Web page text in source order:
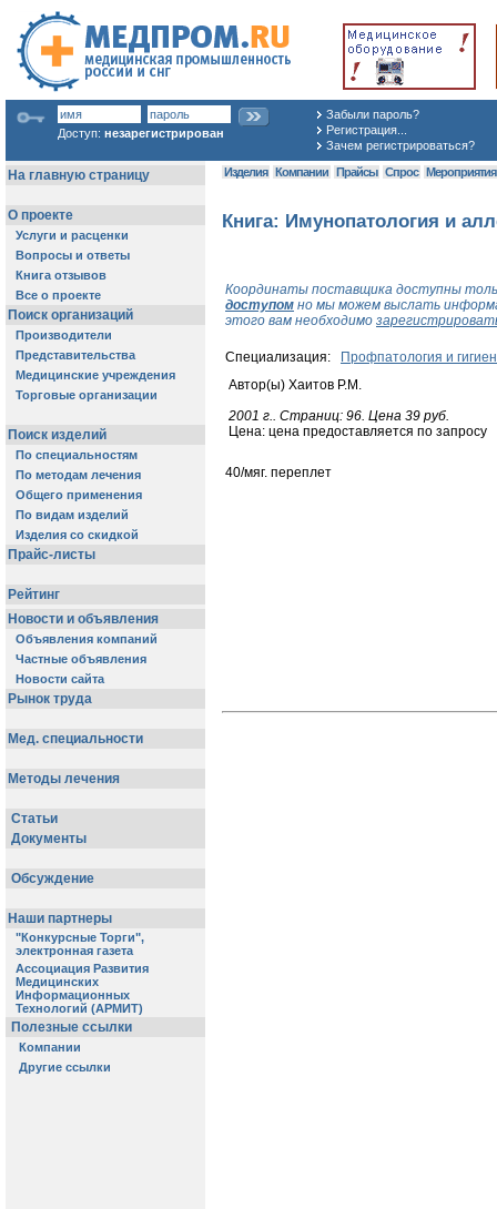
Доступ: незарегистрирован
Забыли пароль?
Регистрация...
Зачем регистрироваться?
Изделия Компании Прайсы Спрос Мероприятия
Книга: Имунопатология и
Координаты поставщика доступны
доступом но мы можем выслать
этого вам необходимо
Специализация:
Профпатология и
Автор(ы) Хаитов Р.М.
2001 г.. Cтраниц: 96. Цена 39 руб.
Цена: цена предоставляется по запросу
40/мяг. переплет